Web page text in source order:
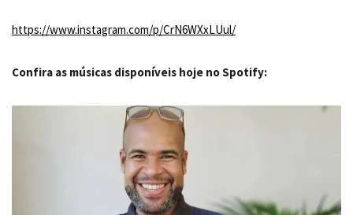
https://www.instagram.com/p/CrN6WXxLUul/
Confira as músicas disponíveis hoje no Spotify: